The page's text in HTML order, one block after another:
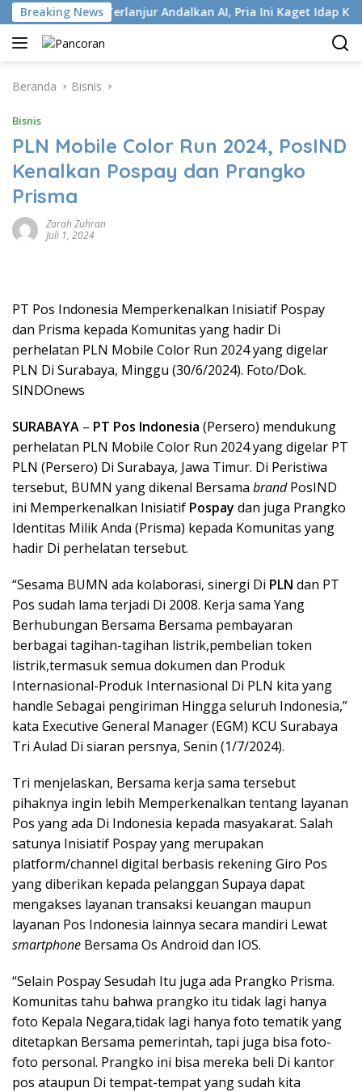
Langsung
ke
konten
Breaking News
Terlanjur Andalkan AI, Pria Ini Kaget Idap Kanker
Beranda Bisnis
Bisnis
PLN Mobile Color Run 2024, PosIND
Kenalkan Pospay dan Prangko
Prisma
Zarah Zuhran
Juli 1, 2024
PT Pos Indonesia Memperkenalkan Inisiatif Pospay
dan Prisma kepada Komunitas yang hadir Di
perhelatan PLN Mobile Color Run 2024 yang digelar
PLN Di Surabaya, Minggu (30/6/2024). Foto/Dok.
SINDOnews
SURABAYA – PT Pos Indonesia (Persero) mendukung
perhelatan PLN Mobile Color Run 2024 yang digelar PT
PLN (Persero) Di Surabaya, Jawa Timur. Di Peristiwa
tersebut, BUMN yang dikenal Bersama brandPosIND
ini Memperkenalkan Inisiatif Pospay dan juga Prangko
Identitas Milik Anda (Prisma) kepada Komunitas yang
hadir Di perhelatan tersebut.
“Sesama BUMN ada kolaborasi, sinergi Di PLN dan PT
Pos sudah lama terjadi Di 2008. Kerja sama Yang
Berhubungan Bersama Bersama pembayaran
berbagai tagihan-tagihan listrik,pembelian token
listrik,termasuk semua dokumen dan Produk
Internasional-Produk Internasional Di PLN kita yang
handle Sebagai pengiriman Hingga seluruh Indonesia,”
kata Executive General Manager (EGM) KCU Surabaya
Tri Aulad Di siaran persnya, Senin (1/7/2024).
Tri menjelaskan, Bersama kerja sama tersebut
pihaknya ingin lebih Memperkenalkan tentang layanan
Pos yang ada Di Indonesia kepada masyakarat. Salah
satunya Inisiatif Pospay yang merupakan
platform/channel digital berbasis rekening Giro Pos
yang diberikan kepada pelanggan Supaya dapat
mengakses layanan transaksi keuangan maupun
layanan Pos Indonesia lainnya secara mandiri Lewat
smartphone Bersama Os Android dan IOS.
“Selain Pospay Sesudah Itu juga ada Prangko Prisma.
Komunitas tahu bahwa prangko itu tidak lagi hanya
foto Kepala Negara,tidak lagi hanya foto tematik yang
ditetapkan Bersama pemerintah, tapi juga bisa foto-
foto personal. Prangko ini bisa mereka beli Di kantor
pos ataupun Di tempat-tempat yang sudah kita